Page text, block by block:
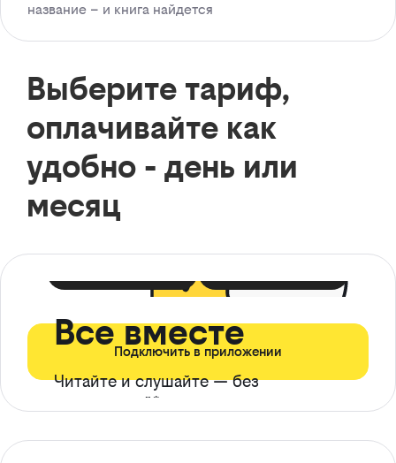
название – и книга найдется
Выберите тариф,
оплачивайте как
удобно - день или
месяц
Все вместе
Читайте и слушайте — без
ограничений*
Подключить в приложении